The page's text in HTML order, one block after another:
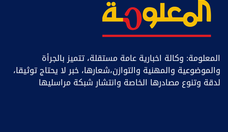
المعلومة: وكالة اخبارية عامة مستقلة، تتميز بالجرأة
والموضوعية والمهنية والتوازن،شعارها، خبر ﻻ يحتاج توثيقا،
لدقة وتنوع مصادرها الخاصة وانتشار شبكة مراسليها